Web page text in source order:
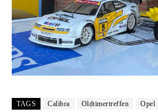
TAGS Calibra Oldtimertreffen Opel